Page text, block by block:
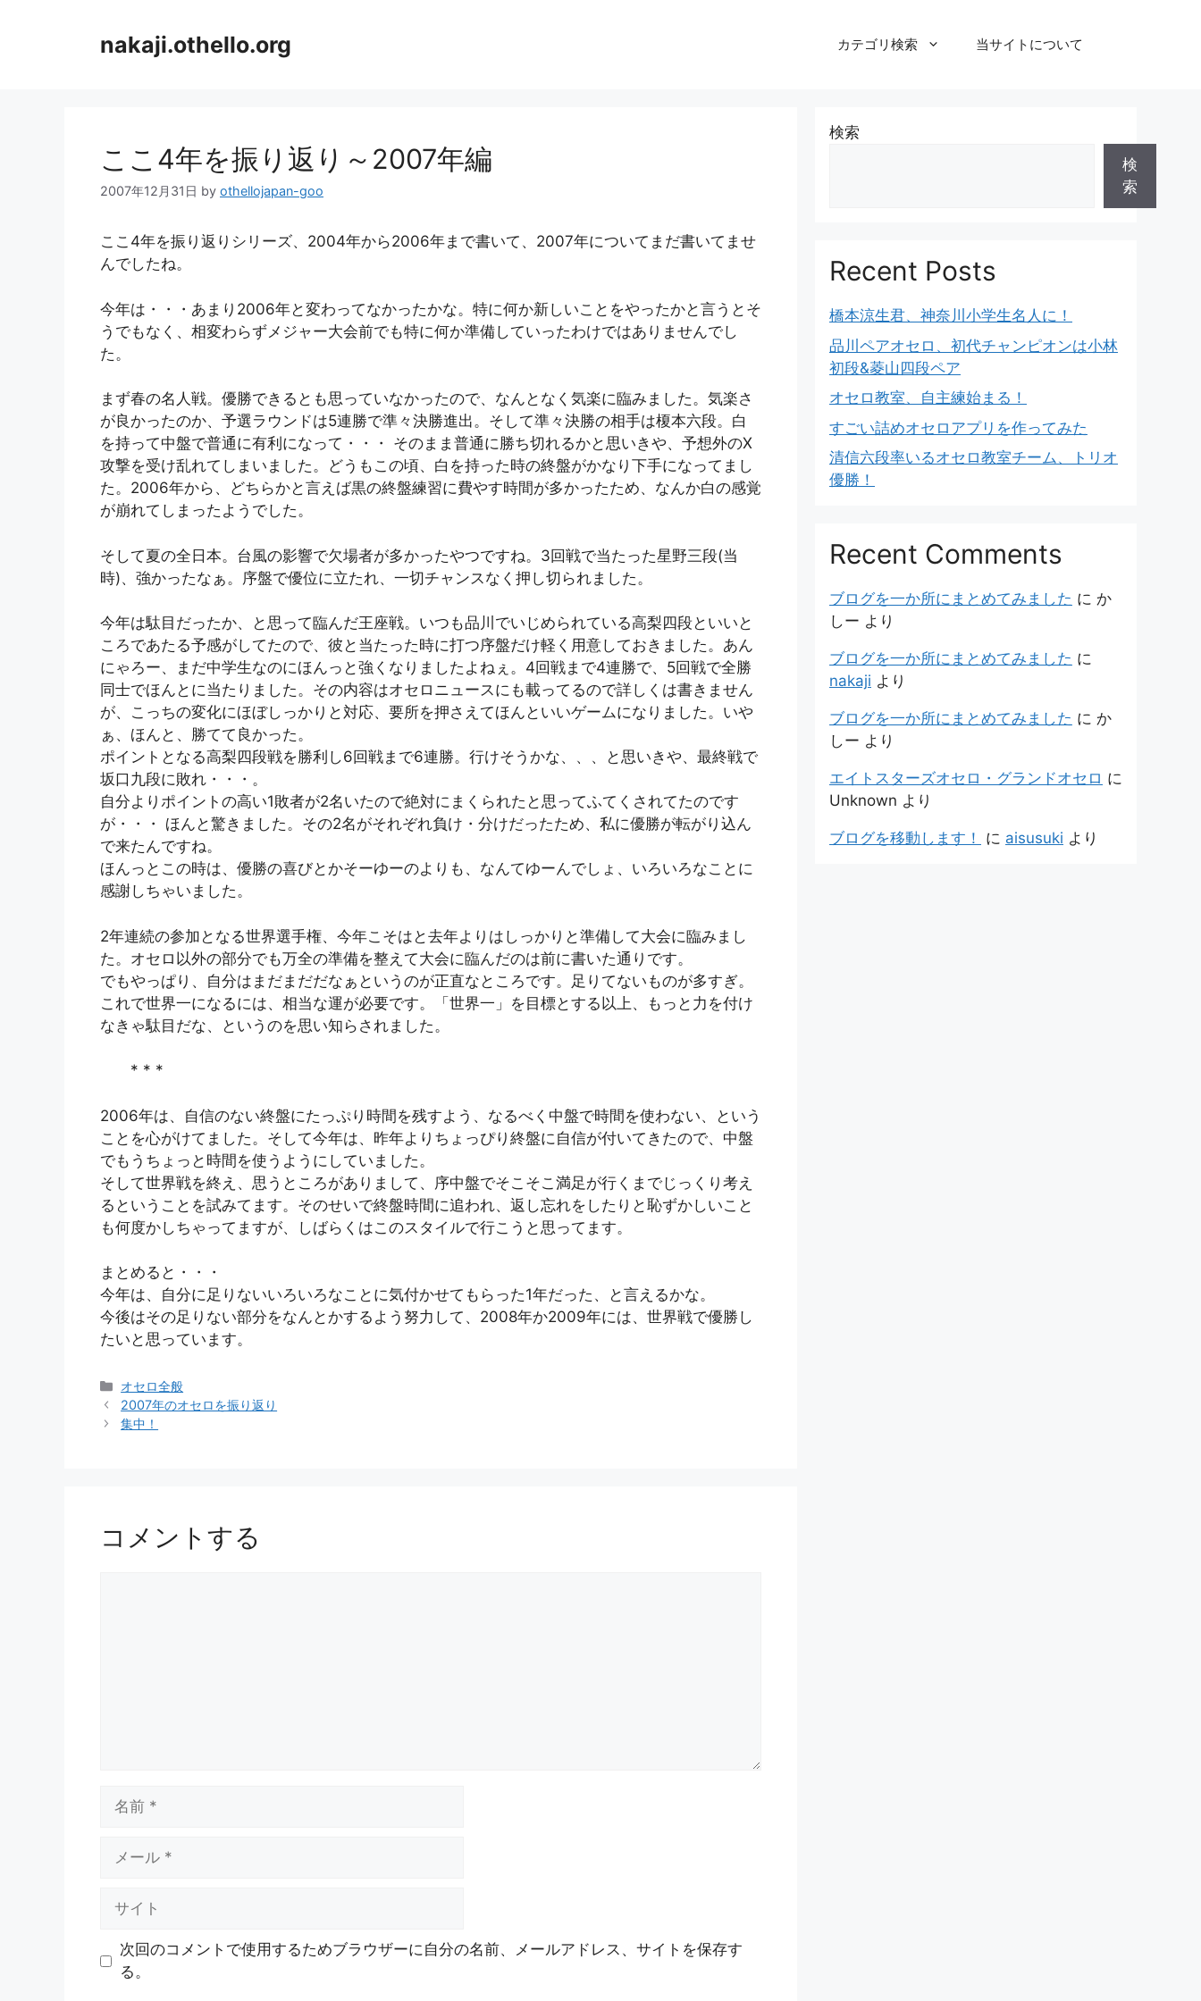
nakaji.othello.org カテゴリ検索 当サイトについて
ここ4年を振り返り～2007年編
2007年12月31日 by othellojapan-goo
ここ4年を振り返りシリーズ、2004年から2006年まで書いて、2007年についてまだ書いてませ
んでしたね。
今年は・・・あまり2006年と変わってなかったかな。特に何か新しいことをやったかと言うとそ
うでもなく、相変わらずメジャー大会前でも特に何か準備していったわけではありませんでし
た。
まず春の名人戦。優勝できるとも思っていなかったので、なんとなく気楽に臨みました。気楽さ
が良かったのか、予選ラウンドは5連勝で準々決勝進出。そして準々決勝の相手は榎本六段。白
を持って中盤で普通に有利になって・・・ そのまま普通に勝ち切れるかと思いきや、予想外のX
攻撃を受け乱れてしまいました。どうもこの頃、白を持った時の終盤がかなり下手になってまし
た。2006年から、どちらかと言えば黒の終盤練習に費やす時間が多かったため、なんか白の感覚
が崩れてしまったようでした。
そして夏の全日本。台風の影響で欠場者が多かったやつですね。3回戦で当たった星野三段(当
時)、強かったなぁ。序盤で優位に立たれ、一切チャンスなく押し切られました。
今年は駄目だったか、と思って臨んだ王座戦。いつも品川でいじめられている高梨四段といいと
ころであたる予感がしてたので、彼と当たった時に打つ序盤だけ軽く用意しておきました。あん
にゃろー、まだ中学生なのにほんっと強くなりましたよねぇ。4回戦まで4連勝で、5回戦で全勝
同士でほんとに当たりました。その内容はオセロニュースにも載ってるので詳しくは書きません
が、こっちの変化にほぼしっかりと対応、要所を押さえてほんといいゲームになりました。いや
ぁ、ほんと、勝てて良かった。
ポイントとなる高梨四段戦を勝利し6回戦まで6連勝。行けそうかな、、、と思いきや、最終戦で
坂口九段に敗れ・・・。
自分よりポイントの高い1敗者が2名いたので絶対にまくられたと思ってふてくされてたのです
が・・・ ほんと驚きました。その2名がそれぞれ負け・分けだったため、私に優勝が転がり込ん
で来たんですね。
ほんっとこの時は、優勝の喜びとかそーゆーのよりも、なんてゆーんでしょ、いろいろなことに
感謝しちゃいました。
2年連続の参加となる世界選手権、今年こそはと去年よりはしっかりと準備して大会に臨みまし
た。オセロ以外の部分でも万全の準備を整えて大会に臨んだのは前に書いた通りです。
でもやっぱり、自分はまだまだだなぁというのが正直なところです。足りてないものが多すぎ。
これで世界一になるには、相当な運が必要です。「世界一」を目標とする以上、もっと力を付け
なきゃ駄目だな、というのを思い知らされました。
* * *
2006年は、自信のない終盤にたっぷり時間を残すよう、なるべく中盤で時間を使わない、という
ことを心がけてました。そして今年は、昨年よりちょっぴり終盤に自信が付いてきたので、中盤
でもうちょっと時間を使うようにしていました。
そして世界戦を終え、思うところがありまして、序中盤でそこそこ満足が行くまでじっくり考え
るということを試みてます。そのせいで終盤時間に追われ、返し忘れをしたりと恥ずかしいこと
も何度かしちゃってますが、しばらくはこのスタイルで行こうと思ってます。
まとめると・・・
今年は、自分に足りないいろいろなことに気付かせてもらった1年だった、と言えるかな。
今後はその足りない部分をなんとかするよう努力して、2008年か2009年には、世界戦で優勝し
たいと思っています。
カ
テ
ゴ
オセロ全般
2007年のオセロを振り返り
集中！
コメントする
次回のコメントで使用するためブラウザーに自分の名前、メールアドレス、サイトを保存す
る。
検索
検
索
Recent Posts
橋本涼生君、神奈川小学生名人に！
品川ペアオセロ、初代チャンピオンは小林
初段&菱山四段ペア
オセロ教室、自主練始まる！
すごい詰めオセロアプリを作ってみた
清信六段率いるオセロ教室チーム、トリオ
優勝！
Recent Comments
ブログを一か所にまとめてみました に か
しー より
ブログを一か所にまとめてみました に
nakaji より
ブログを一か所にまとめてみました に か
しー より
エイトスターズオセロ・グランドオセロ に
Unknown より
ブログを移動します！ に aisusuki より